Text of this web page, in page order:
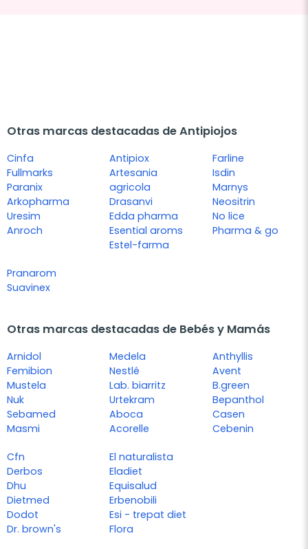
Otras marcas destacadas de Antipiojos
Cinfa
Fullmarks
Paranix
Arkopharma
Uresim
Anroch
Antipiox
Artesania
agricola
Drasanvi
Edda pharma
Esential aroms
Estel-farma
Farline
Isdin
Marnys
Neositrin
No lice
Pharma & go
Pranarom
Suavinex
Otras marcas destacadas de Bebés y Mamás
Arnidol
Femibion
Mustela
Nuk
Sebamed
Masmi
Medela
Nestlé
Lab. biarritz
Urtekram
Aboca
Acorelle
Anthyllis
Avent
B.green
Bepanthol
Casen
Cebenin
Cfn
Derbos
Dhu
Dietmed
Dodot
Dr. brown's
El naturalista
Eladiet
Equisalud
Erbenobili
Esi - trepat diet
Flora